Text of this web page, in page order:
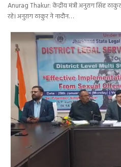
Anurag Thakur: केंद्रीय मंत्री अनुराग सिंह
रहे। अनुराग ठाकुर ने नादौन…